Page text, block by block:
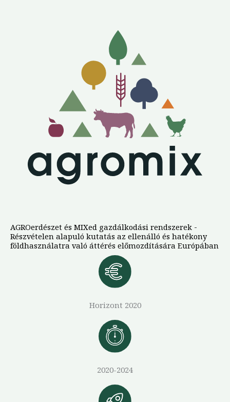
AGROerdészet és MIXed gazdálkodási rendszerek -
Részvételen alapuló kutatás az ellenálló és hatékony
földhasználatra való áttérés előmozdítására Európában
Horizont 2020
2020-2024